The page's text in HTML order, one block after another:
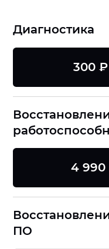
Диагностика
300
4 990
ПО